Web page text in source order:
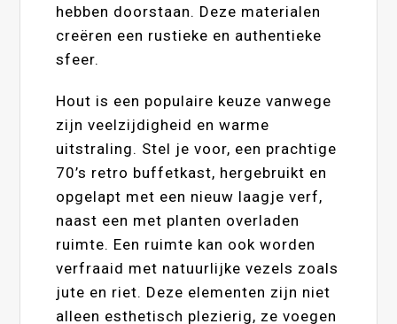
hebben doorstaan. Deze materialen
creëren een rustieke en authentieke
sfeer.
Hout is een populaire keuze vanwege
zijn veelzijdigheid en warme
uitstraling. Stel je voor, een prachtige
70’s retro buffetkast, hergebruikt en
opgelapt met een nieuw laagje verf,
naast een met planten overladen
ruimte. Een ruimte kan ook worden
verfraaid met natuurlijke vezels zoals
jute en riet. Deze elementen zijn niet
alleen esthetisch plezierig, ze voegen